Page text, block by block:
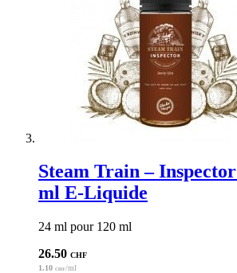
Steam Train –
ml E-Liquide
24 ml pour 120 ml
26.50 CHF
1.10 CHF/ml